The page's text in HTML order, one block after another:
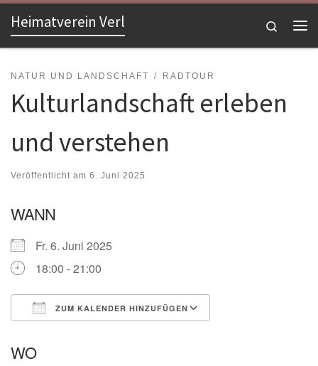
Zum Inhalt springen
Heimatverein Verl
Search
NATUR UND LANDSCHAFT RADTOUR
Kulturlandschaft erleben
und verstehen
Veröffentlicht am 6. Juni 2025
WANN
Fr. 6. Juni 2025
18:00 - 21:00
ZUM KALENDER HINZUFÜGEN
WO